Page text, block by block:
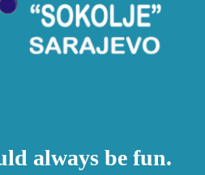
always be fun.